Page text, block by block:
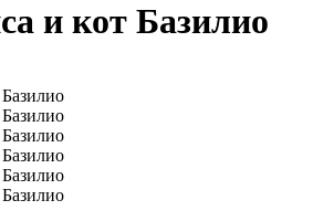
и кот Базилио